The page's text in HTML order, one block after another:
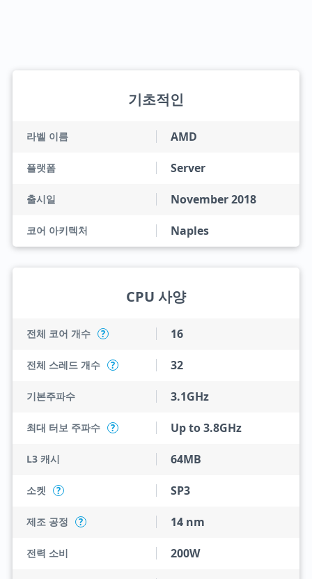
기초적인
라벨 이름 AMD
플랫폼 Server
출시일 November 2018
코어 아키텍처 Naples
CPU 사양
전체 코어 개수 ? 16
전체 스레드 개수 ? 32
기본주파수 3.1GHz
최대 터보 주파수 ? Up to 3.8GHz
L3 캐시 64MB
소켓 ? SP3
제조 공정 ? 14 nm
전력 소비 200W